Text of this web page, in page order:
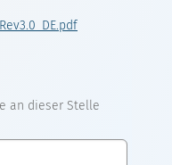
an dieser Stelle